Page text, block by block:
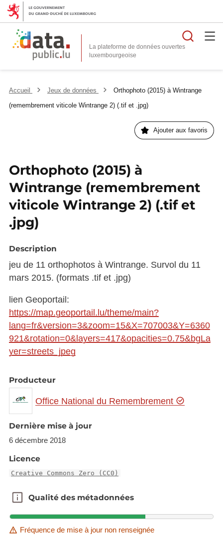
La plateforme de données ouvertes
Accueil Jeux de données
Orthophoto (2015) à Wintrange
(remembrement viticole Wintrange 2) (.tif et .jpg)
Ajouter aux favoris
Orthophoto (2015) à
Wintrange (remembrement
viticole Wintrange 2) (.tif et
.jpg)
Description
jeu de 11 orthophotos à Wintrange. Survol du 11
mars 2015. (formats .tif et .jpg)
lien Geoportail:
https://map.geoportail.lu/theme/main?
lang=fr&version=3&zoom=15&X=707003&Y=6360
921&rotation=0&layers=417&opacities=0.75&bgLa
yer=streets_jpeg
Producteur
Office National du Remembrement
Dernière mise à jour
6 décembre 2018
Licence
Creative Commons Zero (CC0)
Qualité des métadonnées
Qualité des métadonnées
Fréquence de mise à jour non renseignée